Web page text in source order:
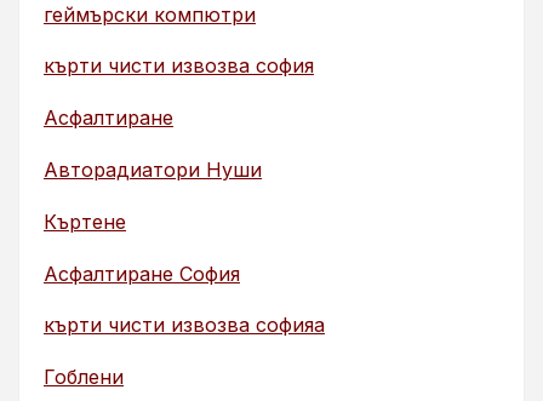
геймърски компютри
кърти чисти извозва софия
Асфалтиране
Авторадиатори Нуши
Къртене
Асфалтиране София
кърти чисти извозва софияа
Гоблени